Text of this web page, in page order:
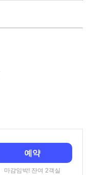
예약
마감임박! 잔여 2객실